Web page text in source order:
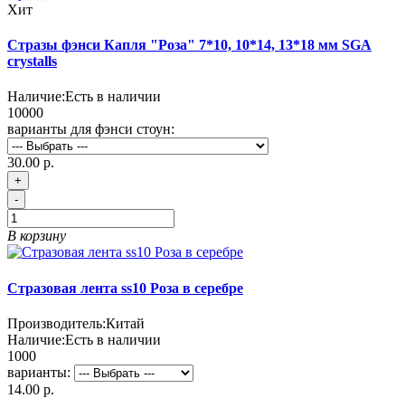
Хит
Стразы фэнси Капля "Роза" 7*10, 10*14, 13*18 мм SGA
crystalls
Наличие:Есть в наличии
10000
варианты для фэнси стоун:
30.00 р.
+
-
В корзину
Стразовая лента ss10 Роза в серебре
Производитель:Китай
Наличие:Есть в наличии
1000
варианты:
14.00 р.